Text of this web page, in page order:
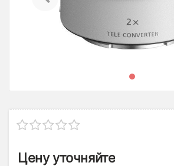
Цену уточняйте